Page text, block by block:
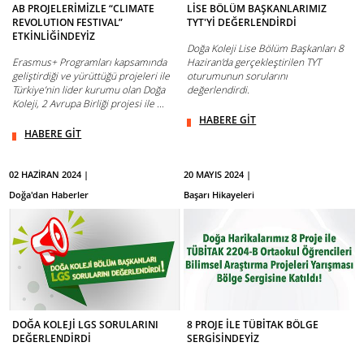
AB PROJELERİMİZLE “CLIMATE
REVOLUTION FESTIVAL”
ETKİNLİĞİNDEYİZ
Erasmus+ Programları kapsamında
geliştirdiği ve yürüttüğü projeleri ile
Türkiye’nin lider kurumu olan Doğa
Koleji, 2 Avrupa Birliği projesi ile ...
HABERE GİT
LİSE BÖLÜM BAŞKANLARIMIZ
TYT'Yİ DEĞERLENDİRDİ
Doğa Koleji Lise Bölüm Başkanları 8
Haziran'da gerçekleştirilen TYT
oturumunun sorularını
değerlendirdi.
HABERE GİT
02 HAZİRAN 2024 |
Doğa'dan Haberler
DOĞA KOLEJİ LGS SORULARINI
DEĞERLENDİRDİ
20 MAYIS 2024 |
Başarı Hikayeleri
8 PROJE İLE TÜBİTAK BÖLGE
SERGİSİNDEYİZ